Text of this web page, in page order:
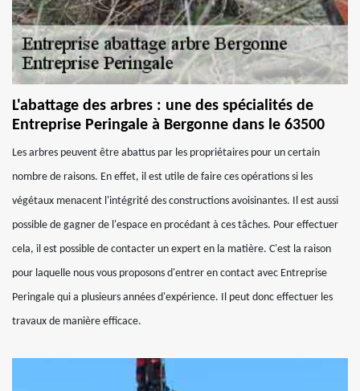
L'abattage des arbres : une des spécialités de
Entreprise Peringale à Bergonne dans le 63500
Les arbres peuvent être abattus par les propriétaires pour un certain
nombre de raisons. En effet, il est utile de faire ces opérations si les
végétaux menacent l'intégrité des constructions avoisinantes. Il est aussi
possible de gagner de l'espace en procédant à ces tâches. Pour effectuer
cela, il est possible de contacter un expert en la matière. C'est la raison
pour laquelle nous vous proposons d'entrer en contact avec Entreprise
Peringale qui a plusieurs années d'expérience. Il peut donc effectuer les
travaux de manière efficace.